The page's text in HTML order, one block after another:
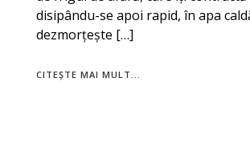
disipându-se apoi rapid, în apa
dezmorțește […]
CITEȘTE MAI MULT...